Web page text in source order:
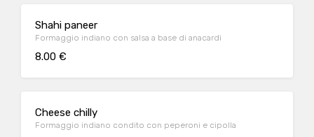
Shahi paneer
Formaggio indiano con salsa a base di anacardi
8.00 €
Cheese chilly
Formaggio indiano condito con peperoni e cipolla